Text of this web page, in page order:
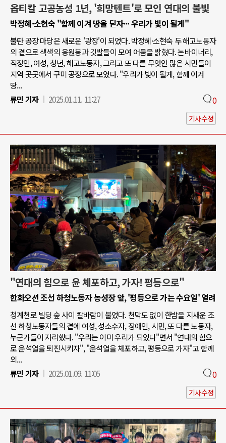
옵티칼 고공농성 1년, '희망텐트'로 모인 연대의 불빛
박정혜·소현숙 "함께 이겨 땅을 딛자··· 우리가 빛이 될게"
불탄 공장 마당은 새로운 '광장'이 되었다. 박정혜·소현숙 두 해고노동자
의 곁으로 색색의 응원봉과 깃발들이 모여 어둠을 밝혔다. 논바이너리,
직장인, 여성, 청년, 해고노동자, 그리고 또 다른 무엇인 많은 시민들이
지역 곳곳에서 구미 공장으로 모였다. "우리가 빛이 될게, 함께 이겨
땅...
류민 기자
2025.01.11. 11:27 0
기사수정
"연대의 힘으로 윤 체포하고, 가자! 평등으로"
한화오션 조선 하청노동자 농성장 앞, '평등으로 가는 수요일' 열려
청계천로 빌딩 숲 사이 칼바람이 불었다. 천막도 없이 한밤을 지새운 조
선 하청노동자들의 곁에 여성, 성소수자, 장애인, 시민, 또 다른 노동자,
누군가들이 자리했다. "우리는 이미 우리가 되었다"면서 "연대의 힘으
로 윤석열을 퇴진시키자", "윤석열을 체포하고, 평등으로 가자"고 함께
외...
류민 기자
2025.01.09. 11:05 0
기사수정